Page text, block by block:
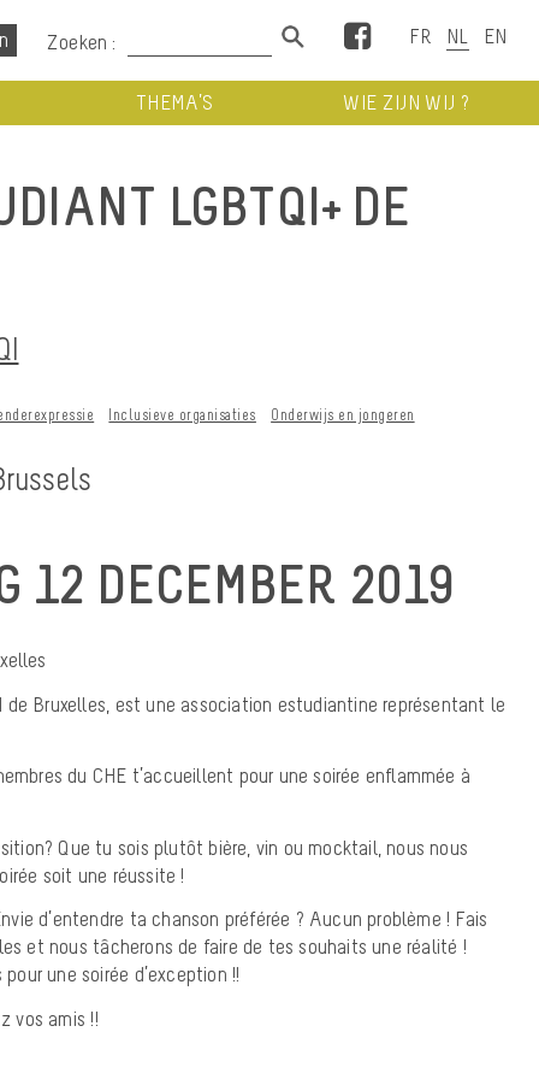
Zoeken : Facebook
THEMA’S WIE ZIJN WIJ ?
LGBTQI+ DE
Inclusieve organisaties Onderwijs en jongeren
12 DECEMBER 2019
de Bruxelles, est une association estudiantine représentant le
du CHE t’accueillent pour une soirée enflammée à
Que tu sois plutôt bière, vin ou mocktail, nous nous
soit une réussite !
d’entendre ta chanson préférée ? Aucun problème ! Fais
et nous tâcherons de faire de tes souhaits une réalité !
une soirée d’exception !!
vos amis !!